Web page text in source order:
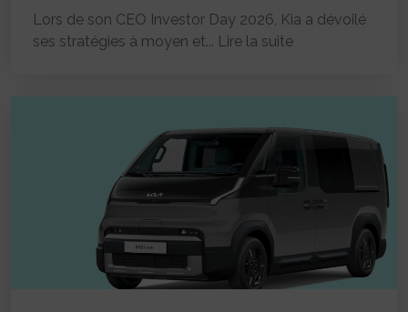
Lors de son CEO Investor Day 2026, Kia a dévoilé
ses stratégies à moyen et... Lire la suite